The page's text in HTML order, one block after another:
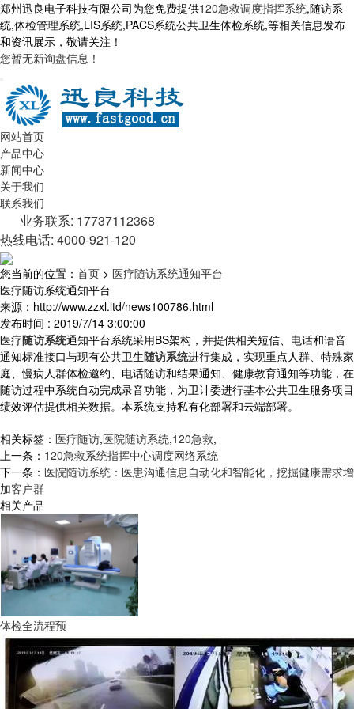
郑州迅良电子科技有限公司为您免费提供120急救调度指挥系统,随访系
统,体检管理系统,LIS系统,PACS系统公共卫生体检系统,等相关信息发布
和资讯展示，敬请关注！
您暂无新询盘信息！
网站首页
产品中心
新闻中心
关于我们
联系我们
业务联系: 17737112368
热线电话: 4000-921-120
您当前的位置： 首页 > 医疗随访系统通知平台
医疗随访系统通知平台
来源：http://www.zzxl.ltd/news100786.html
发布时间 : 2019/7/14 3:00:00
医疗随访系统通知平台系统采用BS架构，并提供相关短信、电话和语音
通知标准接口与现有公共卫生随访系统进行集成，实现重点人群、特殊家
庭、慢病人群体检邀约、电话随访和结果通知、健康教育通知等功能，在
随访过程中系统自动完成录音功能，为卫计委进行基本公共卫生服务项目
绩效评估提供相关数据。本系统支持私有化部署和云端部署。
相关标签： 医疗随访,医院随访系统,120急救,
上一条： 120急救系统指挥中心调度网络系统
下一条： 医院随访系统：医患沟通信息自动化和智能化，挖掘健康需求增
加客户群
相关产品
体检全流程预